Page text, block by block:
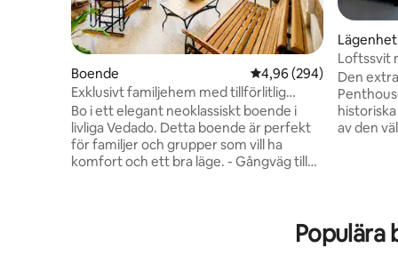
Boende 4,96 av 5 i
4,96 (294)
Exklusivt familjehem med tillförlitlig
elektricitet
Bo i ett elegant neoklassiskt boende i
livliga Vedado. Detta boende är perfekt
för familjer och grupper som vill ha
komfort och ett bra läge. - Gångväg till
av en rymlig veranda som är perfekt för
avkoppling, umgänge och för att skapa
Lägenhet
Loftssvit
Internet
Den
av den
https://
Populära